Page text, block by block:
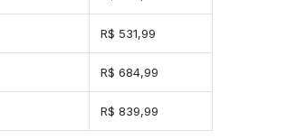
R$ 531,99
R$ 684,99
R$ 839,99